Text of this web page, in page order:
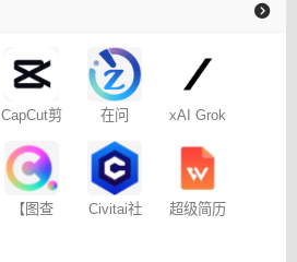
CapCut剪
在问 xAI Grok
【图查
Civitai社
超级简历